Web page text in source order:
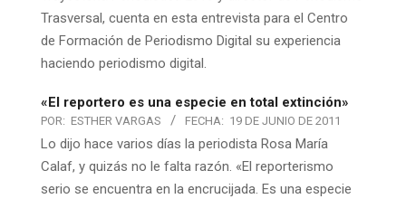
Trasversal, cuenta en esta entrevista para el Centro
de Formación de Periodismo Digital su experiencia
haciendo periodismo digital.
«El reportero es una especie en total extinción»
POR: ESTHER VARGAS FECHA: 19 DE JUNIO DE 2011
Lo dijo hace varios días la periodista Rosa María
Calaf, y quizás no le falta razón. «El reporterismo
serio se encuentra en la encrucijada. Es una especie